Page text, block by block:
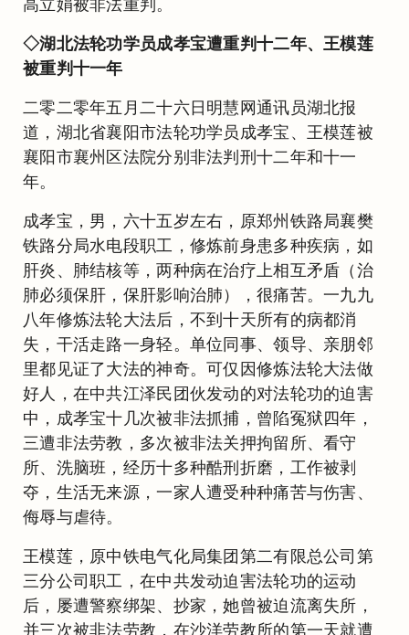
高立娟被非法重判。
◇湖北法轮功学员成孝宝遭重判十二年、王模莲
被重判十一年
二零二零年五月二十六日明慧网通讯员湖北报
道，湖北省襄阳市法轮功学员成孝宝、王模莲被
襄阳市襄州区法院分别非法判刑十二年和十一
年。
成孝宝，男，六十五岁左右，原郑州铁路局襄樊
铁路分局水电段职工，修炼前身患多种疾病，如
肝炎、肺结核等，两种病在治疗上相互矛盾（治
肺必须保肝，保肝影响治肺），很痛苦。一九九
八年修炼法轮大法后，不到十天所有的病都消
失，干活走路一身轻。单位同事、领导、亲朋邻
里都见证了大法的神奇。可仅因修炼法轮大法做
好人，在中共江泽民团伙发动的对法轮功的迫害
中，成孝宝十几次被非法抓捕，曾陷冤狱四年，
三遭非法劳教，多次被非法关押拘留所、看守
所、洗脑班，经历十多种酷刑折磨，工作被剥
夺，生活无来源，一家人遭受种种痛苦与伤害、
侮辱与虐待。
王模莲，原中铁电气化局集团第二有限总公司第
三分公司职工，在中共发动迫害法轮功的运动
后，屡遭警察绑架、抄家，她曾被迫流离失所，
并三次被非法劳教，在沙洋劳教所的第一天就遭